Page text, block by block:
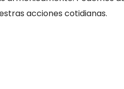
acciones cotidianas.